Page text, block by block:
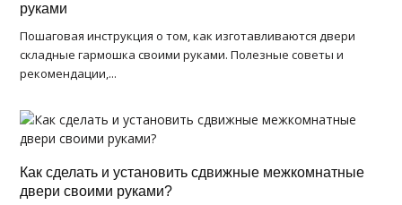
руками
Пошаговая инструкция о том, как изготавливаются двери
складные гармошка своими руками. Полезные советы и
рекомендации,...
Как сделать и установить сдвижные межкомнатные
двери своими руками?